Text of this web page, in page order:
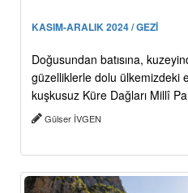
KASIM-ARALIK 2024 / GEZİ
Doğusundan batısına,
güzelliklerle dolu ülkemizdeki
kuşkusuz Küre Dağları Millî
Gülser İVGEN